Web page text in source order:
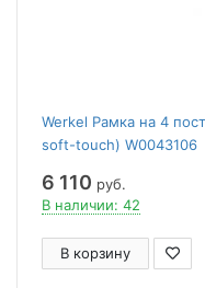
Werkel Рамка на 4
soft-touch) W0043106
6 110 руб.
В наличии: 42
В корзину